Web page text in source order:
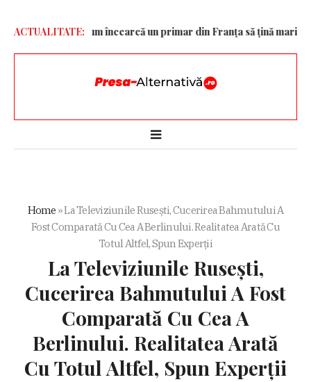
ACTUALITATE:
fast-food. Cum încearcă un primar din Franța să țină marile
Home »La Televiziunile Rusești, Cucerirea Bahmutului A
Fost Comparată Cu Cea A Berlinului. Realitatea Arată Cu
Totul Altfel, Spun Experții
La Televiziunile Rusești,
Cucerirea Bahmutului A Fost
Comparată Cu Cea A
Berlinului. Realitatea Arată
Cu Totul Altfel, Spun Experții